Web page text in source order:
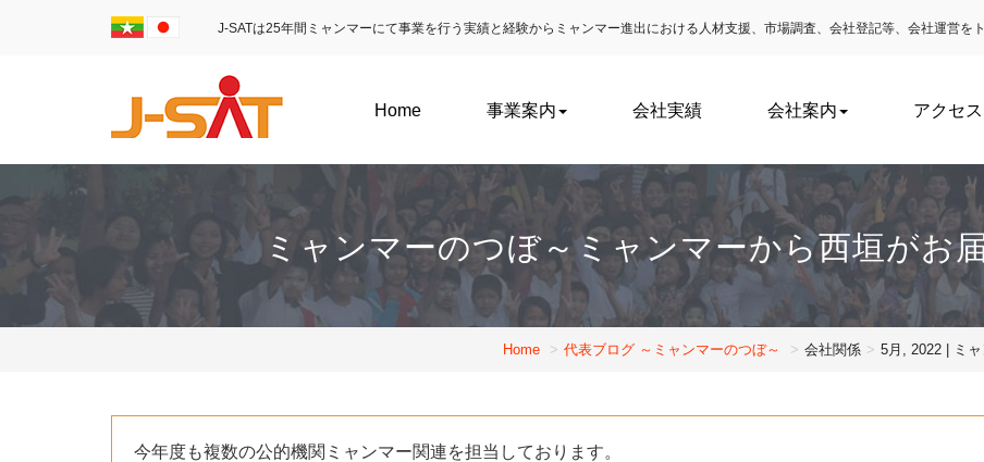
J-SATは25年間ミャンマーにて事業を行う実績と経験からミャンマー進出における 人材支援、市場調査、会社登記等、会社運営を
Home 事業案内 会社実績 会社案内 アクセス
ミャンマーのつぼ～ミャンマーから西垣がお
Home 代表ブログ ～ミャンマーのつぼ～ 会社関係 5月, 2022 | ミ
今年度も複数の公的機関ミャンマー関連を担当しております。